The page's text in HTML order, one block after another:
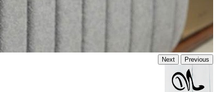
Previous
Next